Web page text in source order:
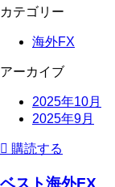
カテゴリー
海外FX
アーカイブ
2025年10月
2025年9月
購読する
ベスト海外FX